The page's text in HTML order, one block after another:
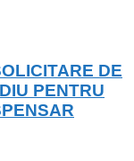
DE
PENTRU